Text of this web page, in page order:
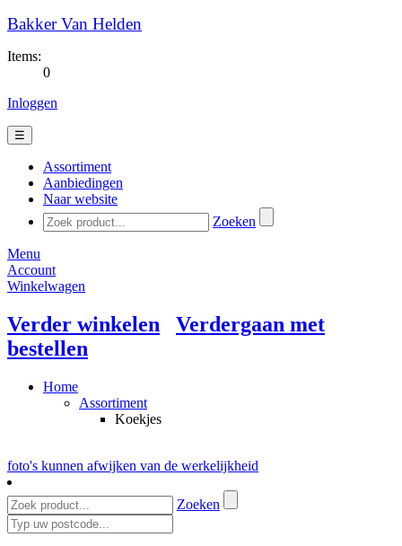
Bakker Van Helden
Items:
0
Inloggen
☰
Assortiment
Aanbiedingen
Naar website
Zoeken
Menu
Account
Winkelwagen
Verder winkelen
Verdergaan met
bestellen
Home
Assortiment
Koekjes
foto's kunnen afwijken van de werkelijkheid
Zoeken